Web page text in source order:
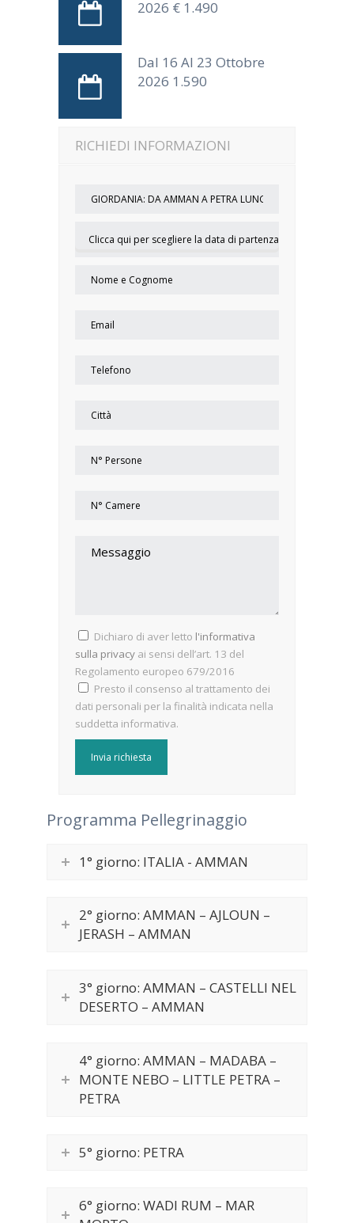
2026 € 1.490
Dal 16 Al 23 Ottobre
2026 1.590
RICHIEDI INFORMAZIONI
Dichiaro di aver letto l'informativa
sulla privacy ai sensi dell’art. 13 del
Regolamento europeo 679/2016
Presto il consenso al trattamento dei
dati personali per la finalità indicata nella
suddetta informativa.
Programma Pellegrinaggio
1° giorno: ITALIA - AMMAN
2° giorno: AMMAN – AJLOUN –
JERASH – AMMAN
3° giorno: AMMAN – CASTELLI NEL
DESERTO – AMMAN
4° giorno: AMMAN – MADABA –
MONTE NEBO – LITTLE PETRA –
PETRA
5° giorno: PETRA
6° giorno: WADI RUM – MAR